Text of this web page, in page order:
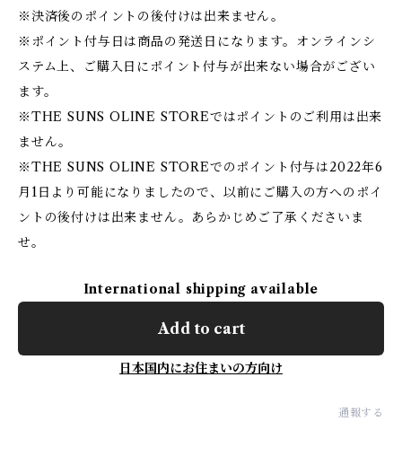
※決済後のポイントの後付けは出来ません。
※ポイント付与日は商品の発送日になります。オンラインシ
ステム上、ご購入日にポイント付与が出来ない場合がござい
ます。
※THE SUNS OLINE STOREではポイントのご利用は出来
ません。
※THE SUNS OLINE STOREでのポイント付与は2022年6
月1日より可能になりましたので、以前にご購入の方へのポイ
ントの後付けは出来ません。あらかじめご了承くださいま
せ。
International shipping available
Add to cart
日本国内にお住まいの方向け
通報する